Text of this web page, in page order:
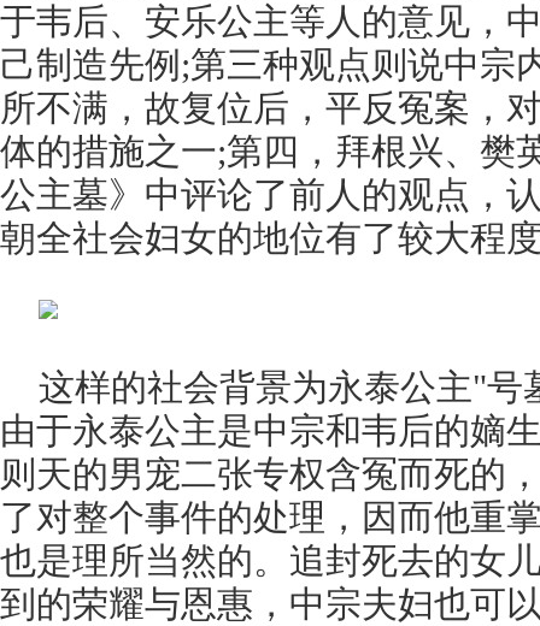
于韦后、安乐公主等人的意见，
己制造先例;第三种观点则说中宗
所不满，故复位后，平反冤案，
体的措施之一;第四，拜根兴、樊
公主墓》中评论了前人的观点，
朝全社会妇女的地位有了较大程
这样的社会背景为永泰公主"号
由于永泰公主是中宗和韦后的嫡
则天的男宠二张专权含冤而死的
了对整个事件的处理，因而他重
也是理所当然的。追封死去的女
到的荣耀与恩惠，中宗夫妇也可